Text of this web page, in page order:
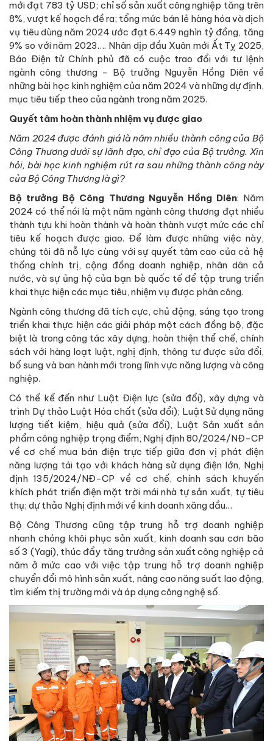
mới đạt 783 tỷ USD; chỉ số sản xuất công nghiệp tăng trên
8%, vượt kế hoạch đề ra; tổng mức bán lẻ hàng hóa và dịch
vụ tiêu dùng năm 2024 ước đạt 6.449 nghìn tỷ đồng, tăng
9% so với năm 2023…. Nhân dịp đầu Xuân mới Ất Tỵ 2025,
Báo Điện tử Chính phủ đã có cuộc trao đổi với tư lệnh
ngành công thương - Bộ trưởng Nguyễn Hồng Diên về
những bài học kinh nghiệm của năm 2024 và những dự định,
mục tiêu tiếp theo của ngành trong năm 2025.
Quyết tâm hoàn thành nhiệm vụ được giao
Năm 2024 được đánh giá là năm nhiều thành công của Bộ
Công Thương dưới sự lãnh đạo, chỉ đạo của Bộ trưởng. Xin
hỏi, bài học kinh nghiệm rút ra sau những thành công này
của Bộ Công Thương là gì?
Bộ trưởng Bộ Công Thương Nguyễn Hồng Diên: Năm
2024 có thể nói là một năm ngành công thương đạt nhiều
thành tựu khi hoàn thành và hoàn thành vượt mức các chỉ
tiêu kế hoạch được giao. Để làm được những việc này,
chúng tôi đã nỗ lực cùng với sự quyết tâm cao của cả hệ
thống chính trị, cộng đồng doanh nghiệp, nhân dân cả
nước, và sự ủng hộ của bạn bè quốc tế để tập trung triển
khai thực hiện các mục tiêu, nhiệm vụ được phân công.
Ngành công thương đã tích cực, chủ động, sáng tạo trong
triển khai thực hiện các giải pháp một cách đồng bộ, đặc
biệt là trong công tác xây dựng, hoàn thiện thể chế, chính
sách với hàng loạt luật, nghị định, thông tư được sửa đổi,
bổ sung và ban hành mới trong lĩnh vực năng lượng và công
nghiệp.
Có thể kể đến như Luật Điện lực (sửa đổi), xây dựng và
trình Dự thảo Luật Hóa chất (sửa đổi); Luật Sử dụng năng
lượng tiết kiệm, hiệu quả (sửa đổi), Luật Sản xuất sản
phẩm công nghiệp trọng điểm, Nghị định 80/2024/NĐ-CP
về cơ chế mua bán điện trực tiếp giữa đơn vị phát điện
năng lượng tái tạo với khách hàng sử dụng điện lớn, Nghị
định 135/2024/NĐ-CP về cơ chế, chính sách khuyến
khích phát triển điện mặt trời mái nhà tự sản xuất, tự tiêu
thụ; dự thảo Nghị định mới về kinh doanh xăng dầu…
Bộ Công Thương cũng tập trung hỗ trợ doanh nghiệp
nhanh chóng khôi phục sản xuất, kinh doanh sau cơn bão
số 3 (Yagi), thúc đẩy tăng trưởng sản xuất công nghiệp cả
năm ở mức cao với việc tập trung hỗ trợ doanh nghiệp
chuyển đổi mô hình sản xuất, nâng cao năng suất lao động,
tìm kiếm thị trường mới và áp dụng công nghệ số.